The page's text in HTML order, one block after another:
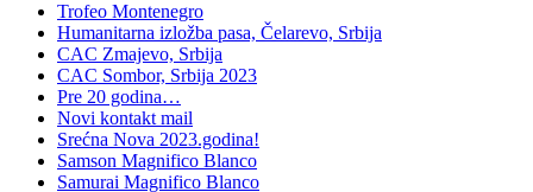
Trofeo Montenegro
Humanitarna izložba pasa, Čelarevo, Srbija
CAC Zmajevo, Srbija
CAC Sombor, Srbija 2023
Pre 20 godina…
Novi kontakt mail
Srećna Nova 2023.godina!
Samson Magnifico Blanco
Samurai Magnifico Blanco